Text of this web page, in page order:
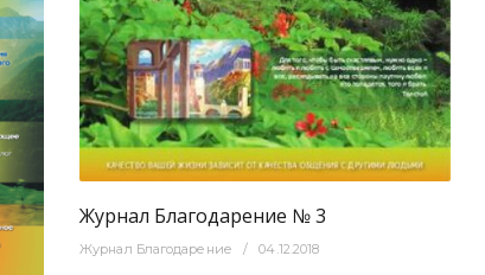
Журнал Благодарение № 3
Журнал Благодарение 04.12.2018
Журнал 3039 0